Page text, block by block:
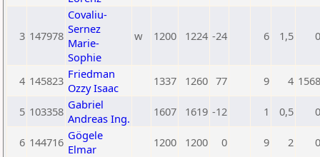
3 147978
Covaliu-
Sernez
Marie-
Sophie
w 1200 1224 -24 6 1,5 0
4 145823 Friedman
Ozzy Isaac
1337 1260 77 9 4 1568
5 103358 Gabriel
Andreas Ing.
1607 1619 -12 1 0,5 0
6 144716 Gögele
Elmar
1200 1200 0 9 2 0